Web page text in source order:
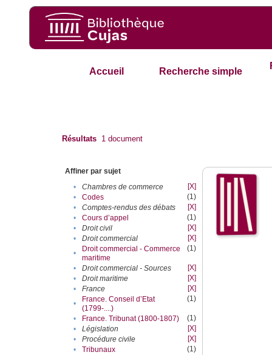
Accueil Recherche simple
Résultats 1 document
Affiner par sujet
•
Chambres de commerce
[X]
•
Codes
(1)
•
Comptes-rendus des débats
[X]
•
Cours d’appel
(1)
•
Droit civil
[X]
•
Droit commercial
[X]
•
Droit commercial - Commerce
maritime
(1)
• Droit commercial - Sources
[X]
•
Droit maritime
[X]
•
France
[X]
•
France. Conseil d’Etat
(1799-....)
(1)
• France. Tribunat (1800-1807)
(1)
•
Législation
[X]
•
Procédure civile
[X]
•
Tribunaux
(1)